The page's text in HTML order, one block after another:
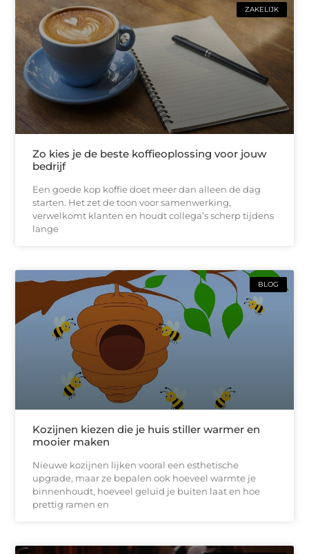
ZAKELIJK
Zo kies je de beste koffieoplossing voor jouw
bedrijf
Een goede kop koffie doet meer dan alleen de dag
starten. Het zet de toon voor samenwerking,
verwelkomt klanten en houdt collega’s scherp tijdens
lange
BLOG
Kozijnen kiezen die je huis stiller warmer en
mooier maken
Nieuwe kozijnen lijken vooral een esthetische
upgrade, maar ze bepalen ook hoeveel warmte je
binnenhoudt, hoeveel geluid je buiten laat en hoe
prettig ramen en